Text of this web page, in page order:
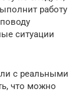
работу
ситуации
с реальными
что можно